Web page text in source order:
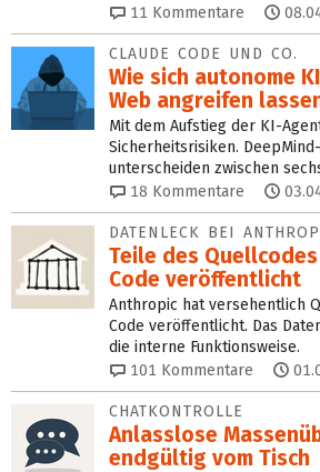
11 Kommentare
CLAUDE CODE UND CO.
Wie sich autonome
Web angreifen
Mit dem Aufstieg der KI-
Sicherheitsrisiken.
unterscheiden zwischen
18 Kommentare
DATENLECK BEI
Teile des
Code veröffentlicht
Anthropic hat versehentlich
Code veröffentlicht. Das
die interne Funktionsweise.
101 Kommentare
CHATKONTROLLE
Anlasslose
endgültig vom Tisch